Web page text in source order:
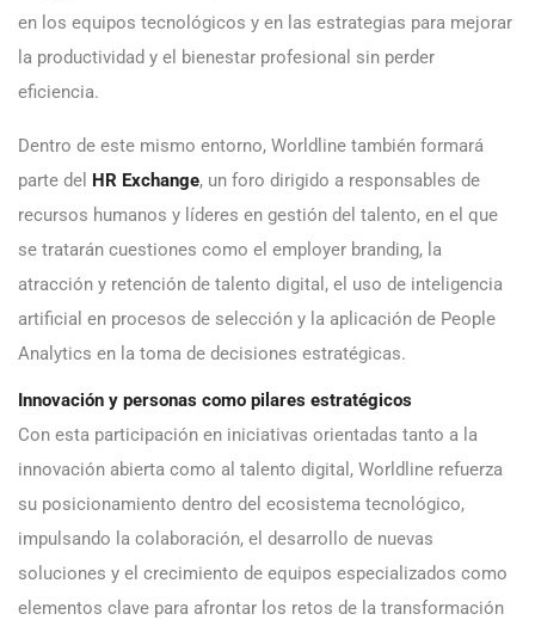
en los equipos tecnológicos y en las estrategias para mejorar
la productividad y el bienestar profesional sin perder
eficiencia.
Dentro de este mismo entorno, Worldline también formará
parte del HR Exchange, un foro dirigido a responsables de
recursos humanos y líderes en gestión del talento, en el que
se tratarán cuestiones como el employer branding, la
atracción y retención de talento digital, el uso de inteligencia
artificial en procesos de selección y la aplicación de People
Analytics en la toma de decisiones estratégicas.
Innovación y personas como pilares estratégicos
Con esta participación en iniciativas orientadas tanto a la
innovación abierta como al talento digital, Worldline refuerza
su posicionamiento dentro del ecosistema tecnológico,
impulsando la colaboración, el desarrollo de nuevas
soluciones y el crecimiento de equipos especializados como
elementos clave para afrontar los retos de la transformación